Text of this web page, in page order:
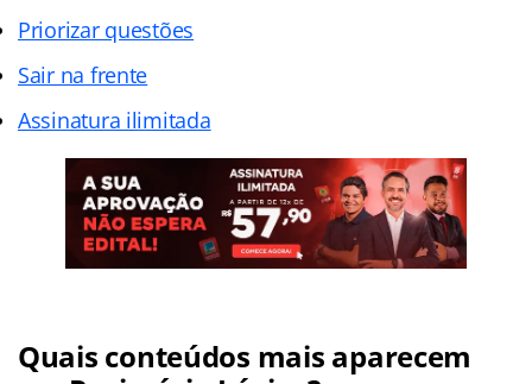
Priorizar questões
Sair na frente
Assinatura ilimitada
Quais conteúdos mais aparecem